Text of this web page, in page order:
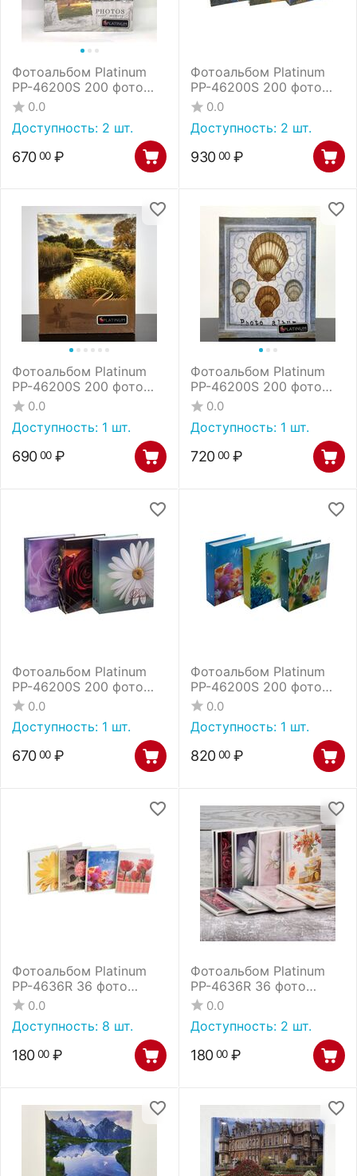
Фотоальбом Platinum
РР-46200S 200 фото
ландшафт - 1 (22226-1)
/12
0.0
Доступность: 2 шт.
670 00 ₽
Фотоальбом Platinum
РР-46200S 200 фото
ландшафт - 4 (21800)
/12
0.0
Доступность: 2 шт.
930 00 ₽
Фотоальбом Platinum
РР-46200S 200 фото
ландшафт - 5 (23226)
/12
0.0
Доступность: 1 шт.
690 00 ₽
Фотоальбом Platinum
РР-46200S 200 фото
ракушки (22523) /12
0.0
Доступность: 1 шт.
720 00 ₽
Фотоальбом Platinum
РР-46200S 200 фото
цветочная коллекция -
10 (23509) /12
0.0
Доступность: 1 шт.
670 00 ₽
Фотоальбом Platinum
РР-46200S 200 фото
цветочная коллекция -
4 (22224-4) /12
0.0
Доступность: 1 шт.
820 00 ₽
Фотоальбом Platinum
РР-4636R 36 фото
Ассорти /12/96
0.0
Доступность: 8 шт.
180 00 ₽
Фотоальбом Platinum
РР-4636R 36 фото
Цветы /12/96
0.0
Доступность: 2 шт.
180 00 ₽